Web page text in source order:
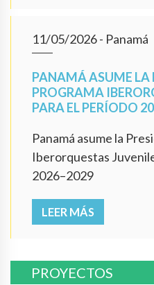
11/05/2026- Panamá
PANAMÁ ASUME LA
PROGRAMA
PARA EL PERÍODO
Panamá asume la
Iberorquestas
2026–2029
LEER MÁS
PROYECTOS